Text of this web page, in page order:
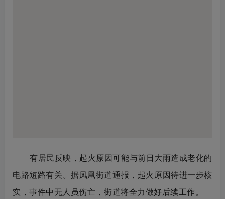
有居民反映，起火原因可能与前日大雨造成老化的
电路短路有关。据凤凰街道通报，起火原因待进一步核
实，事件中无人员伤亡，街道将全力做好后续工作。